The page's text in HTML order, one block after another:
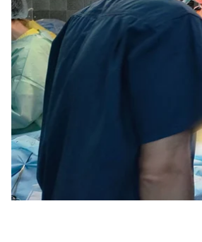
уразила серце: воно
задишку навіть у спокійному
мене. Я більше не можу».
Єдиним порятунком була
ДТП. Її батьки, попри біль